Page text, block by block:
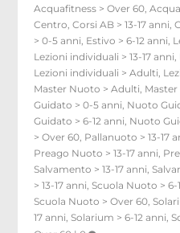
Acquafitness > Over 60,
Centro,Corsi AB > 13-17 anni,
> 0-5 anni, Estivo > 6-12 anni,
Lezioni individuali > 13-17 anni,
Lezioni individuali > Adulti,
Master Nuoto > Adulti,
Guidato > 0-5 anni, Nuoto
Guidato > 6-12 anni, Nuoto
> Over 60, Pallanuoto > 13-17
Preago Nuoto > 13-17 anni,
Salvamento > 13-17 anni,
> 13-17 anni,Scuola Nuoto > 6-
Scuola Nuoto > Over 60,
17 anni,Solarium > 6-12 anni,